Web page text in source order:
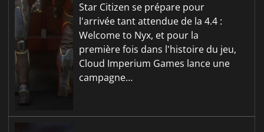
Star Citizen se prépare pour
l'arrivée tant attendue de la 4.4 :
Welcome to Nyx, et pour la
première fois dans l'histoire du jeu,
Cloud Imperium Games lance une
campagne…